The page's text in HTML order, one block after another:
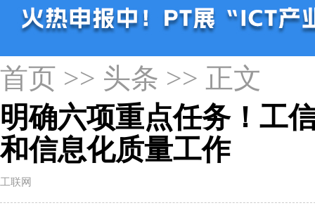
首页 >> 头条 >> 正文
明确六项重点任务！工
和信息化质量工作
工联网